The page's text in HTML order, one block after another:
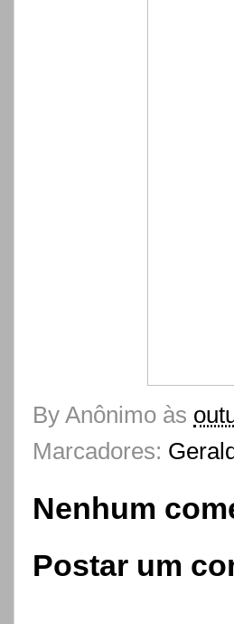
By Anônimo às
Marcadores:
Nenhum
Postar um